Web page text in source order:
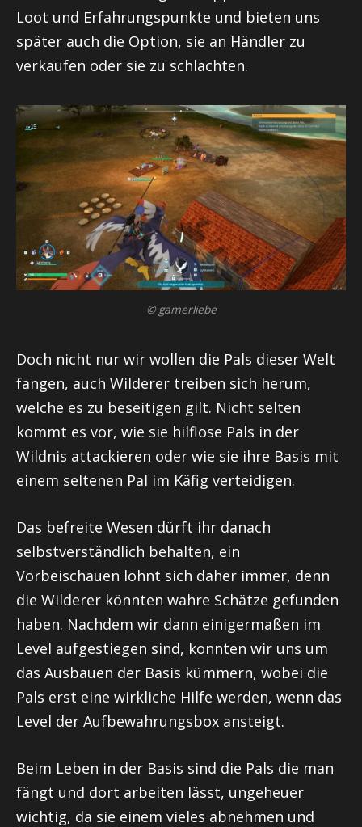
Loot und Erfahrungspunkte und bieten uns
später auch die Option, sie an Händler zu
verkaufen oder sie zu schlachten.
© gamerliebe
Doch nicht nur wir wollen die Pals dieser Welt
fangen, auch Wilderer treiben sich herum,
welche es zu beseitigen gilt. Nicht selten
kommt es vor, wie sie hilflose Pals in der
Wildnis attackieren oder wie sie ihre Basis mit
einem seltenen Pal im Käfig verteidigen.
Das befreite Wesen dürft ihr danach
selbstverständlich behalten, ein
Vorbeischauen lohnt sich daher immer, denn
die Wilderer könnten wahre Schätze gefunden
haben. Nachdem wir dann einigermaßen im
Level aufgestiegen sind, konnten wir uns um
das Ausbauen der Basis kümmern, wobei die
Pals erst eine wirkliche Hilfe werden, wenn das
Level der Aufbewahrungsbox ansteigt.
Beim Leben in der Basis sind die Pals die man
fängt und dort arbeiten lässt, ungeheuer
wichtig, da sie einem vieles abnehmen und